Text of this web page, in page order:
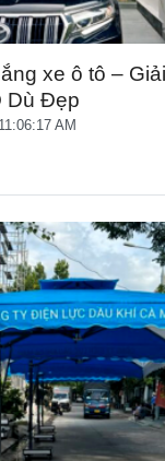
xe ô tô –
Dù Đẹp
AM